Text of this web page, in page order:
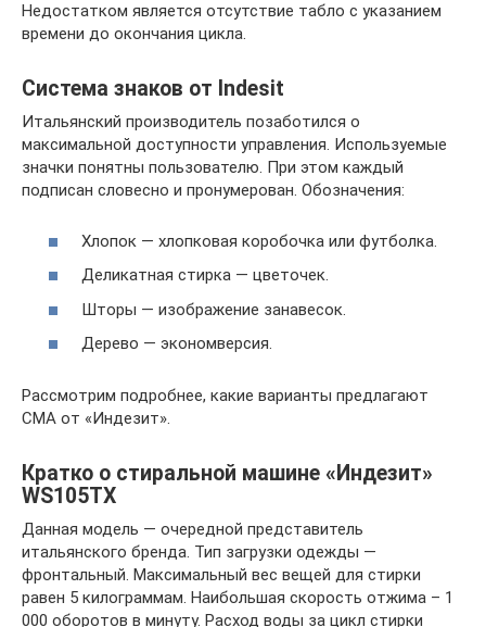
Недостатком является отсутствие табло с указанием
времени до окончания цикла.
Система знаков от Indesit
Итальянский производитель позаботился о
максимальной доступности управления. Используемые
значки понятны пользователю. При этом каждый
подписан словесно и пронумерован. Обозначения:
Хлопок — хлопковая коробочка или футболка.
Деликатная стирка — цветочек.
Шторы — изображение занавесок.
Дерево — экономверсия.
Рассмотрим подробнее, какие варианты предлагают
СМА от «Индезит».
Кратко о стиральной машине «Индезит»
WS105TX
Данная модель — очередной представитель
итальянского бренда. Тип загрузки одежды —
фронтальный. Максимальный вес вещей для стирки
равен 5 килограммам. Наибольшая скорость отжима – 1
000 оборотов в минуту. Расход воды за цикл стирки